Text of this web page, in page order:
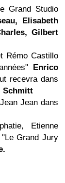
Grand Studio
Elisabeth
Gilbert
Rémo Castillo
Enrico
recevra dans
Schmitt
Jean dans
Etienne
Grand Jury